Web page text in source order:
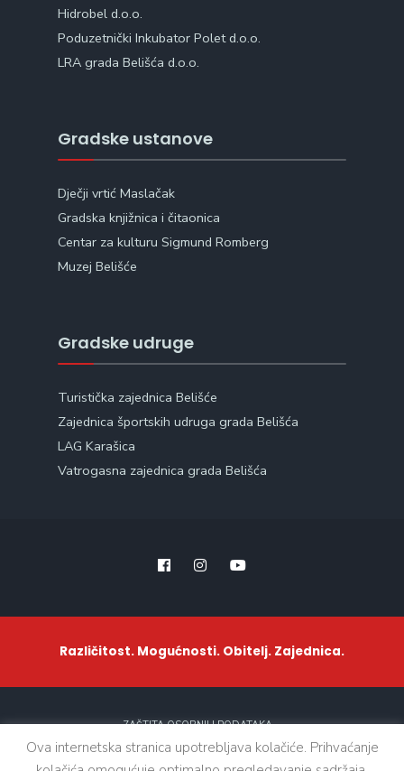
Hidrobel d.o.o.
Poduzetnički Inkubator Polet d.o.o.
LRA grada Belišća d.o.o.
Gradske ustanove
Dječji vrtić Maslačak
Gradska knjižnica i čitaonica
Centar za kulturu Sigmund Romberg
Muzej Belišće
Gradske udruge
Turistička zajednica Belišće
Zajednica športskih udruga grada Belišća
LAG Karašica
Vatrogasna zajednica grada Belišća
Različitost. Mogućnosti. Obitelj. Zajednica.
ZAŠTITA OSOBNIH PODATAKA
Ova internetska stranica upotrebljava kolačiće. Prihvaćanje